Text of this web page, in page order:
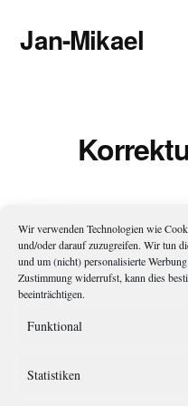
Wir verwenden Technologien wie
und/oder darauf zuzugreifen. Wir tun
und um (nicht) personalisierte
Zustimmung widerrufst, kann dies
beeinträchtigen.
Funktional
Statistiken
Inhalt
springen
menu
Jan-Mikael